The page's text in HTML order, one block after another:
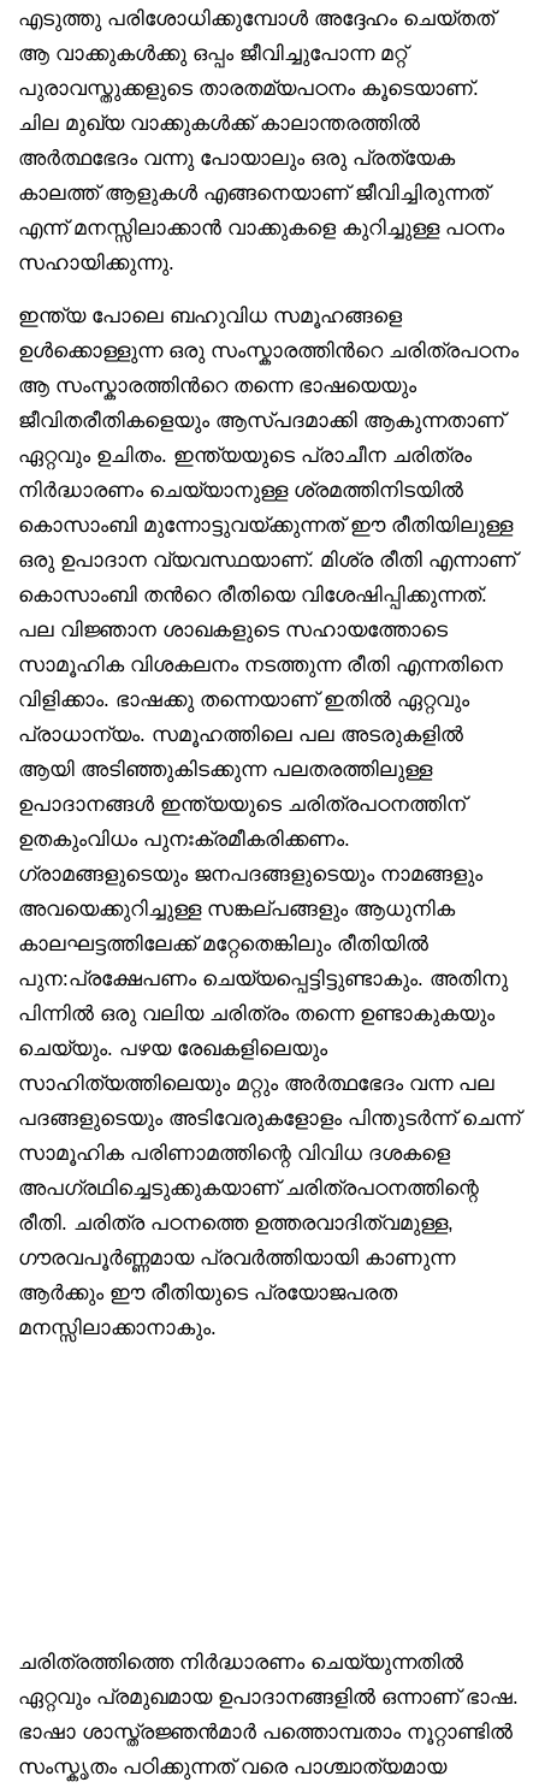
എടുത്തു പരിശോധിക്കുമ്പോൾ അദ്ദേഹം ചെയ്തത്
ആ വാക്കുകൾക്കു ഒപ്പം ജീവിച്ചുപോന്ന മറ്റ്
പുരാവസ്തുക്കളുടെ താരതമ്യപഠനം കൂടെയാണ്.
ചില മുഖ്യ വാക്കുകൾക്ക് കാലാന്തരത്തിൽ
അർത്ഥഭേദം വന്നു പോയാലും ഒരു പ്രത്യേക
കാലത്ത് ആളുകൾ എങ്ങനെയാണ് ജീവിച്ചിരുന്നത്
എന്ന് മനസ്സിലാക്കാൻ വാക്കുകളെ കുറിച്ചുള്ള പഠനം
സഹായിക്കുന്നു.
ഇന്ത്യ പോലെ ബഹുവിധ സമൂഹങ്ങളെ
ഉൾക്കൊള്ളുന്ന ഒരു സംസ്കാരത്തിൻറെ ചരിത്രപഠനം
ആ സംസ്കാരത്തിൻറെ തന്നെ ഭാഷയെയും
ജീവിതരീതികളെയും ആസ്പദമാക്കി ആകുന്നതാണ്
ഏറ്റവും ഉചിതം. ഇന്ത്യയുടെ പ്രാചീന ചരിത്രം
നിർദ്ധാരണം ചെയ്യാനുള്ള ശ്രമത്തിനിടയിൽ
കൊസാംബി മുന്നോട്ടുവയ്ക്കുന്നത് ഈ രീതിയിലുള്ള
ഒരു ഉപാദാന വ്യവസ്ഥയാണ്. മിശ്ര രീതി എന്നാണ്
കൊസാംബി തൻറെ രീതിയെ വിശേഷിപ്പിക്കുന്നത്.
പല വിജ്ഞാന ശാഖകളുടെ സഹായത്തോടെ
സാമൂഹിക വിശകലനം നടത്തുന്ന രീതി എന്നതിനെ
വിളിക്കാം. ഭാഷക്കു തന്നെയാണ് ഇതിൽ ഏറ്റവും
പ്രാധാന്യം. സമൂഹത്തിലെ പല അടരുകളിൽ
ആയി അടിഞ്ഞുകിടക്കുന്ന പലതരത്തിലുള്ള
ഉപാദാനങ്ങൾ ഇന്ത്യയുടെ ചരിത്രപഠനത്തിന്
ഉതകുംവിധം പുനഃക്രമീകരിക്കണം.
ഗ്രാമങ്ങളുടെയും ജനപദങ്ങളുടെയും നാമങ്ങളും
അവയെക്കുറിച്ചുള്ള സങ്കല്പങ്ങളും ആധുനിക
കാലഘട്ടത്തിലേക്ക് മറ്റേതെങ്കിലും രീതിയിൽ
പുന:പ്രക്ഷേപണം ചെയ്യപ്പെട്ടിട്ടുണ്ടാകും. അതിനു
പിന്നിൽ ഒരു വലിയ ചരിത്രം തന്നെ ഉണ്ടാകുകയും
ചെയ്യും. പഴയ രേഖകളിലെയും
സാഹിത്യത്തിലെയും മറ്റും അർത്ഥഭേദം വന്ന പല
പദങ്ങളുടെയും അടിവേരുകളോളം പിന്തുടർന്ന് ചെന്ന്
സാമൂഹിക പരിണാമത്തിന്റെ വിവിധ ദശകളെ
അപഗ്രഥിച്ചെടുക്കുകയാണ് ചരിത്രപഠനത്തിന്റെ
രീതി. ചരിത്ര പഠനത്തെ ഉത്തരവാദിത്വമുള്ള,
ഗൗരവപൂർണ്ണമായ പ്രവർത്തിയായി കാണുന്ന
ആർക്കും ഈ രീതിയുടെ പ്രയോജപരത
മനസ്സിലാക്കാനാകും.
ചരിത്രത്തിത്തെ നിർദ്ധാരണം ചെയ്യുന്നതിൽ
ഏറ്റവും പ്രമുഖമായ ഉപാദാനങ്ങളിൽ ഒന്നാണ് ഭാഷ.
ഭാഷാ ശാസ്ത്രജ്ഞൻമാർ പത്തൊമ്പതാം നൂറ്റാണ്ടിൽ
സംസ്കൃതം പഠിക്കുന്നത് വരെ പാശ്ചാത്യമായ